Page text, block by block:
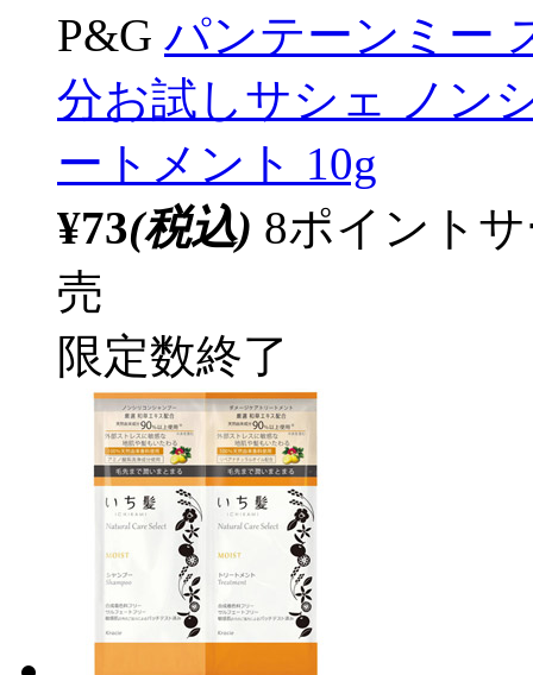
P&G パンテーンミー
分お試しサシェ ノン
ートメント 10g
¥73(税込) 8ポイント
売
限定数終了